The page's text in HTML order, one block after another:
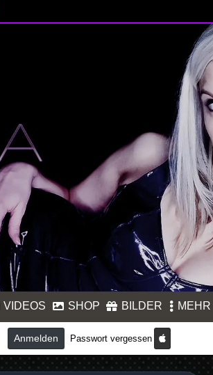
VIDEOS SHOP BILDER MEHR
Anmelden Passwort vergessen